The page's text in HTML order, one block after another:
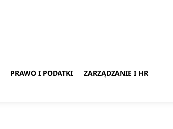
PRAWO I PODATKI ZARZĄDZANIE I HR